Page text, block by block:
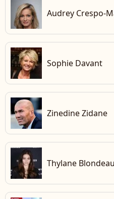
Audrey Crespo-
Sophie Davant
Zinedine Zidane
Thylane Blondeau